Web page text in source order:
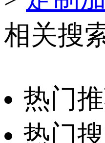
相关搜
热门
热门